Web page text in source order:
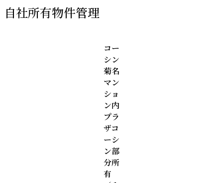
自社所有物件管理
コー
シン
菊名
マン
ショ
ン内
プラ
ザコ
ーシ
ン部
分所
有